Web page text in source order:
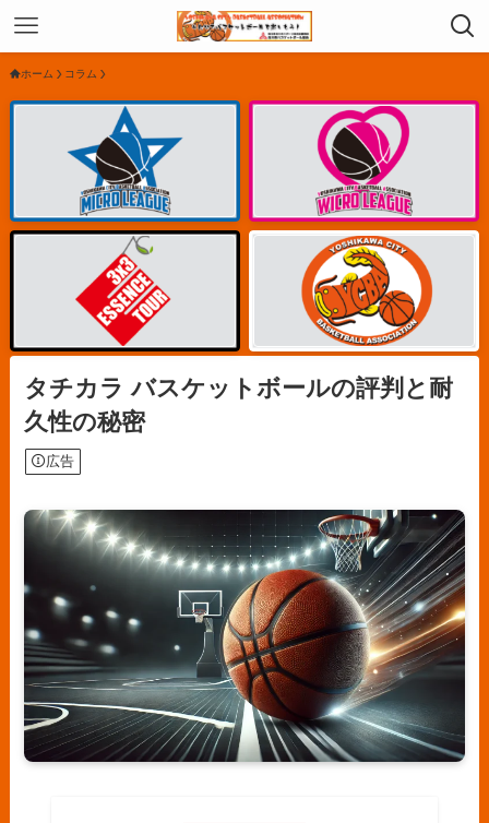
ホーム コラム
タチカラ バスケットボールの評判と耐
久性の秘密
広告